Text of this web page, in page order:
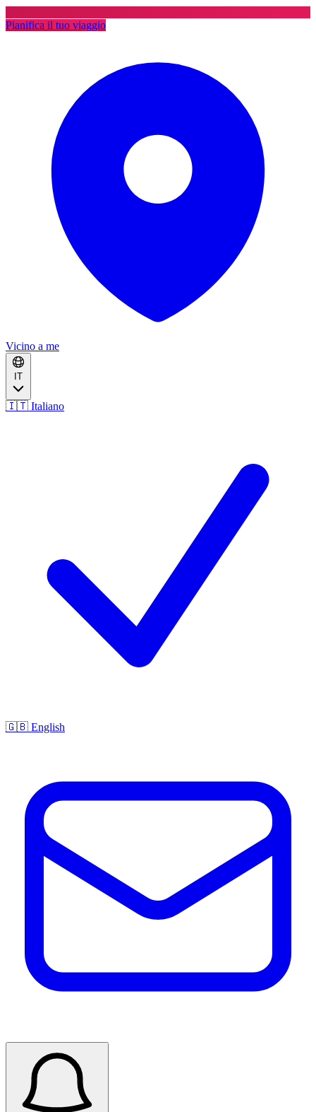
Pianifica il tuo viaggio
Vicino a me
IT
🇮🇹 Italiano
🇬🇧 English